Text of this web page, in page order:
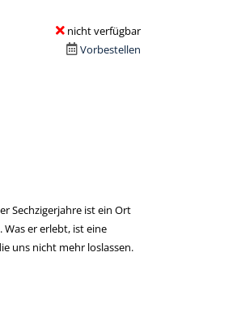
nicht verfügbar
Vorbestellen
Sechzigerjahre ist ein Ort
er erlebt, ist eine
uns nicht mehr loslassen.